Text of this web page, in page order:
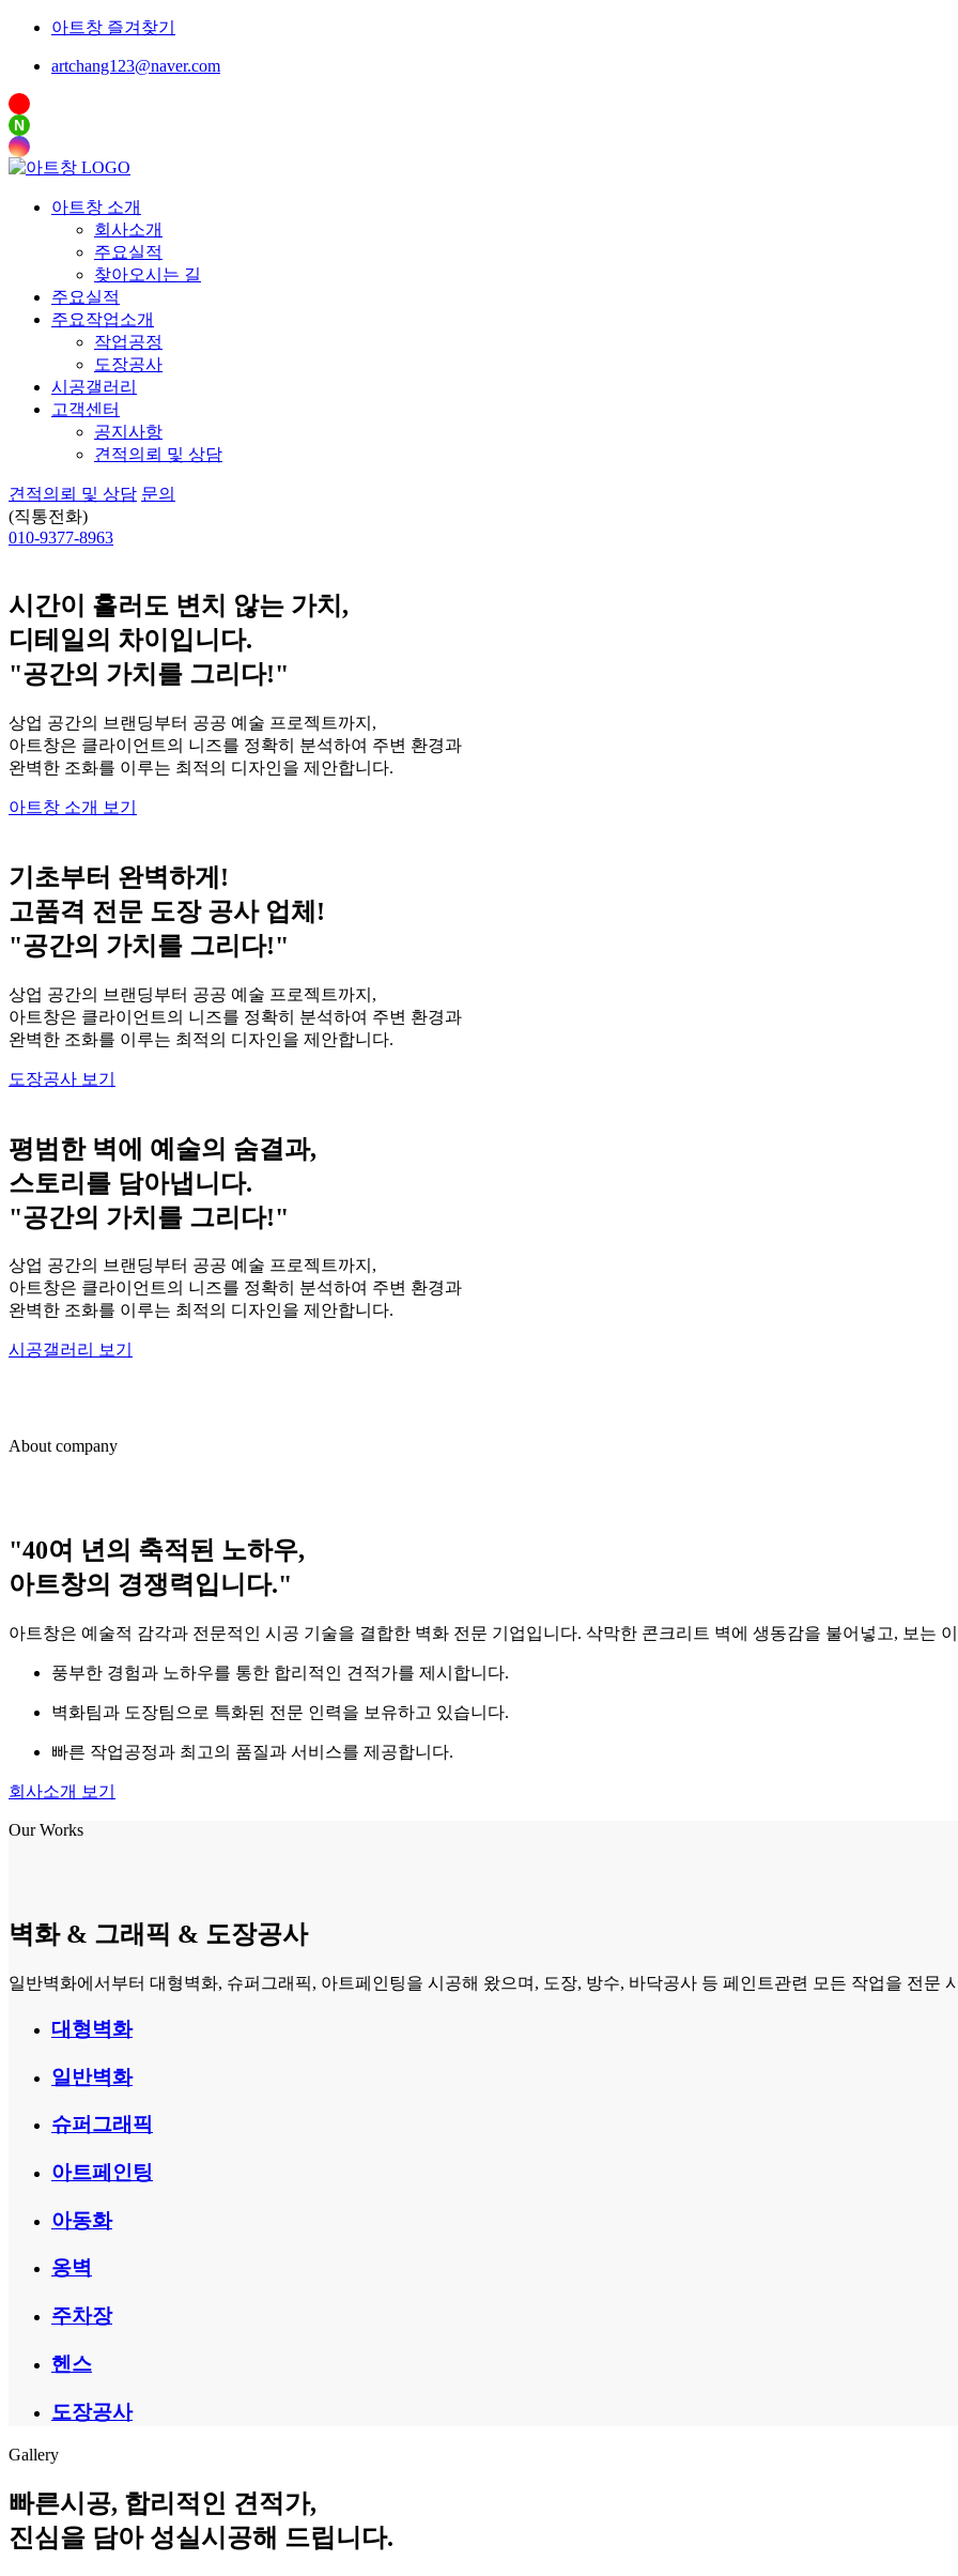
아트창 즐겨찾기
artchang123@naver.com
N
아트창 소개
회사소개
주요실적
찾아오시는 길
주요실적
주요작업소개
작업공정
도장공사
시공갤러리
고객센터
공지사항
견적의뢰 및 상담
견적의뢰 및 상담 문의
(직통전화)
010-9377-8963
시간이 흘러도 변치 않는 가치,
디테일의 차이입니다.
"공간의 가치를 그리다!"
상업 공간의 브랜딩부터 공공 예술 프로젝트까지,
아트창은 클라이언트의 니즈를 정확히 분석하여 주변 환경과
완벽한 조화를 이루는 최적의 디자인을 제안합니다.
아트창 소개 보기
기초부터 완벽하게!
고품격 전문 도장 공사 업체!
"공간의 가치를 그리다!"
상업 공간의 브랜딩부터 공공 예술 프로젝트까지,
아트창은 클라이언트의 니즈를 정확히 분석하여 주변 환경과
완벽한 조화를 이루는 최적의 디자인을 제안합니다.
도장공사 보기
평범한 벽에 예술의 숨결과,
스토리를 담아냅니다.
"공간의 가치를 그리다!"
상업 공간의 브랜딩부터 공공 예술 프로젝트까지,
아트창은 클라이언트의 니즈를 정확히 분석하여 주변 환경과
완벽한 조화를 이루는 최적의 디자인을 제안합니다.
시공갤러리 보기
About company
"40여 년의 축적된 노하우,
아트창의 경쟁력입니다."
아트창은 예술적 감각과 전문적인 시공 기술을 결합한 벽화 전문 기업입니다. 삭막한 콘크리트 벽에 생동감을 불어넣고, 보는
풍부한 경험과 노하우를 통한 합리적인 견적가를 제시합니다.
벽화팀과 도장팀으로 특화된 전문 인력을 보유하고 있습니다.
빠른 작업공정과 최고의 품질과 서비스를 제공합니다.
회사소개 보기
Our Works
벽화 & 그래픽 & 도장공사
일반벽화에서부터 대형벽화, 슈퍼그래픽, 아트페인팅을 시공해 왔으며, 도장, 방수, 바닥공사 등 페인트관련 모든 작업을 전문
대형벽화
일반벽화
슈퍼그래픽
아트페인팅
아동화
옹벽
주차장
헨스
도장공사
Gallery
빠른시공, 합리적인 견적가,
진심을 담아 성실시공해 드립니다.